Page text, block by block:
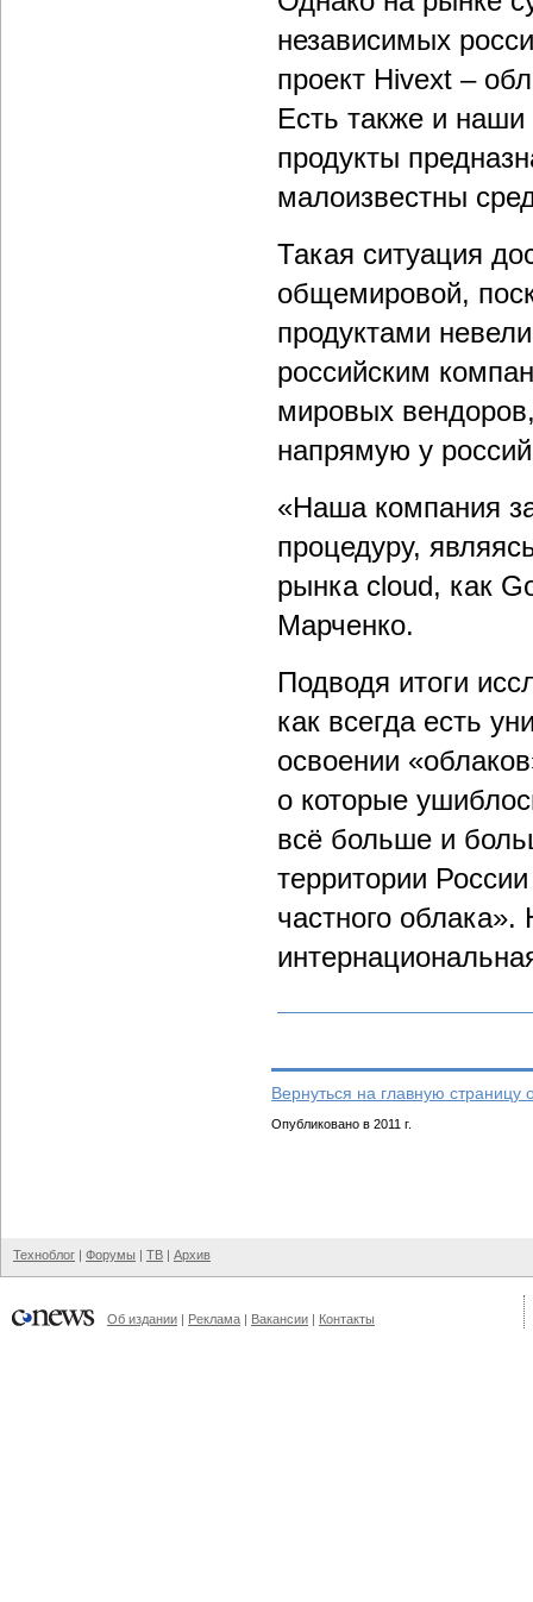
независимых
проект Hivext –
Есть также и наши
продукты
малоизвестны
Такая ситуация
общемировой,
продуктами
российским
мировых
напрямую у
«Наша компания
процедуру,
рынка cloud, как
Марченко.
Подводя итоги
как всегда есть
освоении
о которые
всё больше и
территории
частного
Вернуться на главную страницу
Опубликовано в 2011 г.
Техноблог | Форумы | ТВ | Архив
Об издании | Реклама | Вакансии | Контакты